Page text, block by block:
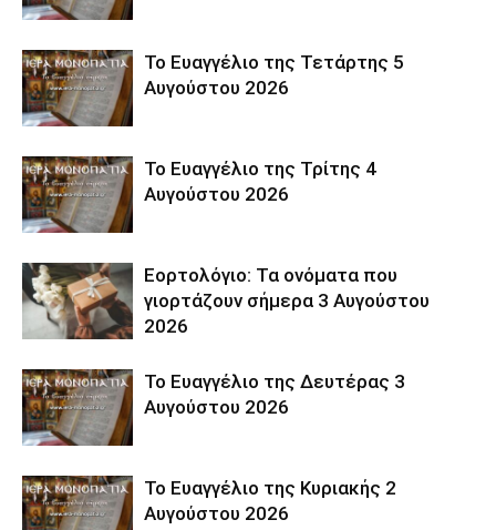
Το Ευαγγέλιο της Τετάρτης 5
Αυγούστου 2026
Το Ευαγγέλιο της Τρίτης 4
Αυγούστου 2026
Εορτολόγιο: Τα ονόματα που
γιορτάζουν σήμερα 3 Αυγούστου
2026
Το Ευαγγέλιο της Δευτέρας 3
Αυγούστου 2026
Το Ευαγγέλιο της Κυριακής 2
Αυγούστου 2026